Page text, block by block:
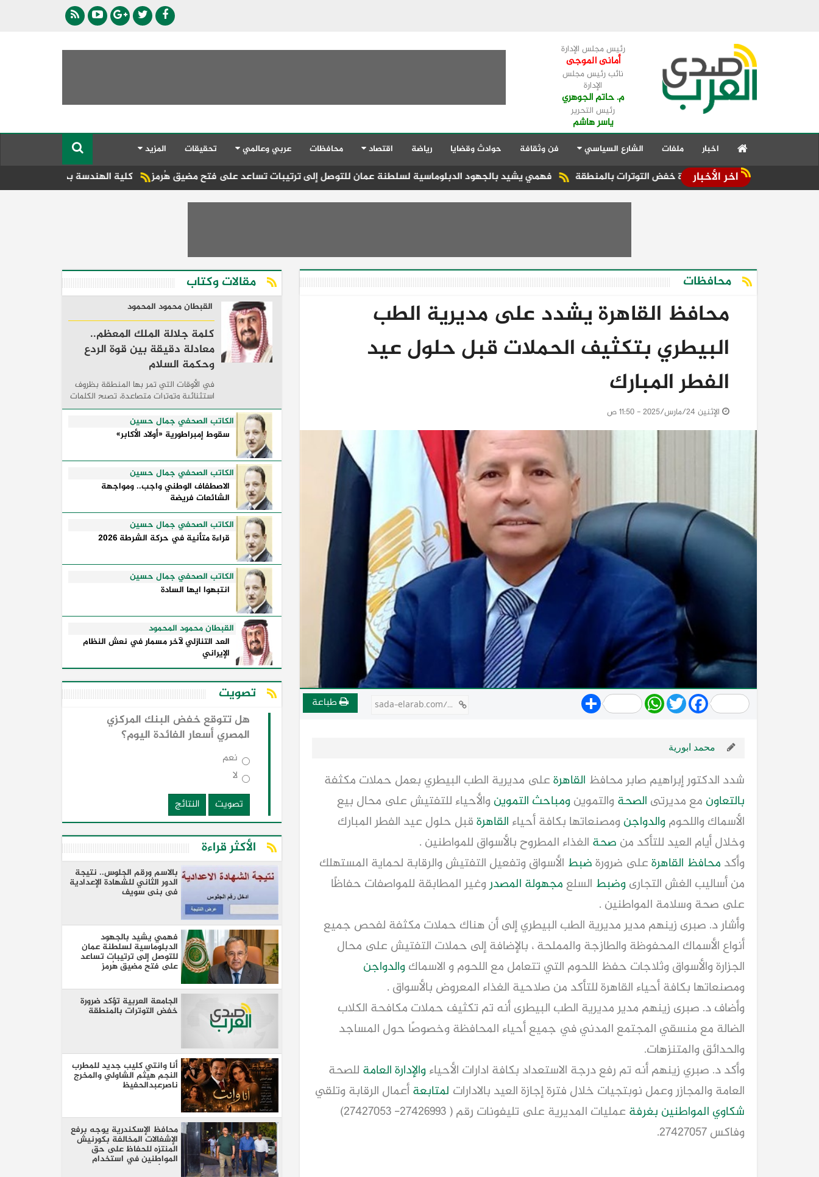
رئيس مجلس الإدارة
أمانى الموجى
نائب رئيس مجلس
الإدارة
م. حاتم الجوهري
رئيس التحرير
ياسر هاشم
اخبار ملفات الشارع السياسي فن وثقافة حوادث وقضايا رياضة اقتصاد محافظات عربي وعالمي تحقيقات المزيد
اخر الأخبار كلية الهندسة بجامعة دمنهور تطلق فعاليات فهمي يشيد بالجهود الدبلوماسية لسلطنة عمان للتوصل إلى ترتيبات تساعد على فتح مضيق هُرمز تؤكد ضرورة خفض التوترات بالمنطقة
محافظات
محافظ القاهرة يشدد على مديرية الطب
البيطري بتكثيف الحملات قبل حلول عيد
الفطر المبارك
الإثنين 24/مارس/2025 - 11:50 ص
Share WhatsApp
TwitterFacebook طباعة sada-elarab.com/758726
محمد ابورية
شدد الدكتور إبراهيم صابر محافظ القاهرةعلى مديرية الطب البيطري بعمل حملات مكثفة
بالتعاون مع مديرتى الصحة والتموينومباحث التموين والأحياء للتفتيش على محال بيع
الأسماك واللحوموالدواجن ومصنعاتها بكافة أحياءالقاهرةقبل حلول عيد الفطر المبارك
وخلال أيام العيد للتأكد من صحة الغذاء المطروح بالأسواق للمواطنين .
وأكد محافظ القاهرةعلى ضرورةضبط الأسواق وتفعيل التفتيش والرقابة لحماية المستهلك
من أساليب الغش التجارىوضبط السلعمجهولة المصدروغير المطابقة للمواصفات حفاظًا
على صحة وسلامة المواطنين .
وأشار د. صبرى زينهم مدير مديرية الطب البيطري إلى أن هناك حملات مكثفة لفحص جميع
أنواع الأسماك المحفوظة والطازجة والمملحة ، بالإضافة إلى حملات التفتيش على محال
الجزارة والأسواق وثلاجات حفظ اللحوم التي تتعامل مع اللحوم و الاسماكوالدواجن
ومصنعاتها بكافة أحياء القاهرة للتأكد من صلاحية الغذاء المعروض بالأسواق .
وأضاف د. صبرى زينهم مدير مديرية الطب البيطرى أنه تم تكثيف حملات مكافحة الكلاب
الضالة مع منسقي المجتمع المدني في جميع أحياء المحافظة وخصوصًا حول المساجد
والحدائق والمتنزهات.
وأكد د. صبري زينهم أنه تم رفع درجة الاستعداد بكافة ادارات الأحياءوالإدارة العامة للصحة
العامة والمجازر وعمل نوبتجيات خلال فترة إجازة العيد بالادارات لمتابعةأعمال الرقابة وتلقي
شكاوي المواطنين بغرفة
عمليات المديرية على تليفونات رقم ( ٢٧٤٢٦٩٩٣- ٢٧٤٢٧٠٥٣)
وفاكس ٢٧٤٢٧٠٥٧.
مقالات وكتاب
القبطان محمود المحمود
كلمة جلالة الملك المعظم..
معادلة دقيقة بين قوة الردع
وحكمة السلام
في الأوقات التي تمر بها المنطقة بظروف
استثنائية وتوترات متصاعدة، تصبح الكلمات
السياسية أكثر من مجرد مواقف معلنة؛ فهي
تكشف طريقة تفكير الدول، وكيفية إدارتها
للأزمات، والحدود التي تفصل بين القوة ...
الكاتب الصحفي جمال حسين
سقوط إمبراطورية «أولاد الأكابر»
الكاتب الصحفي جمال حسين
الاصطفاف الوطني واجب.. ومواجهة
الشائعات فريضة
الكاتب الصحفي جمال حسين
قراءة متأنية في حركة الشرطة 2026
الكاتب الصحفي جمال حسين
انتبهوا ايها السادة
القبطان محمود المحمود
العد التنازلي لآخر مسمار في نعش النظام
الإيراني
تصويت
هل تتوقع خفض البنك المركزي
المصري أسعار الفائدة اليوم؟
نعم
لا
تصويت
النتائج
الأكثر قراءة
بالاسم ورقم الجلوس.. نتيجة
الدور الثاني للشهادة الإعدادية
فى بنى سويف
فهمي يشيد بالجهود
الدبلوماسية لسلطنة عمان
للتوصل إلى ترتيبات تساعد
على فتح مضيق هُرمز
الجامعة العربية تؤكد ضرورة
خفض التوترات بالمنطقة ‏
أنا وانتي كليب جديد للمطرب
النجم هيثم الشاولي والمخرج
ناصرعبدالحفيظ
محافظ الإسكندرية يوجه برفع
الإشغالات المخالفة بكورنيش
المنتزه للحفاظ على حق
المواطنين في استخدام
الممشى